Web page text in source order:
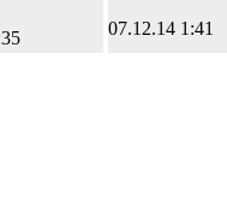
07.12.14 1:41